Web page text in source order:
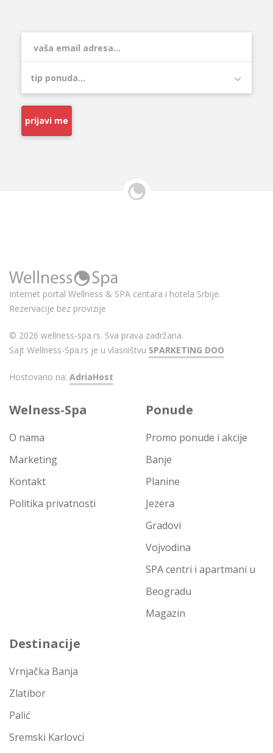
prijavi me
Internet portal Wellness & SPA centara i hotela Srbije.
Rezervacije bez provizije
© 2026 wellness-spa.rs. Sva prava zadržana.
Sajt Wellness-Spa.rs je u vlasništvu SPARKETING DOO
Hostovano na: AdriaHost
Welness-Spa
O nama
Marketing
Kontakt
Politika privatnosti
Ponude
Promo ponude i akcije
Banje
Planine
Jezera
Gradovi
Vojvodina
SPA centri i apartmani u
Beogradu
Magazin
Destinacije
Vrnjačka Banja
Zlatibor
Palić
Sremski Karlovci